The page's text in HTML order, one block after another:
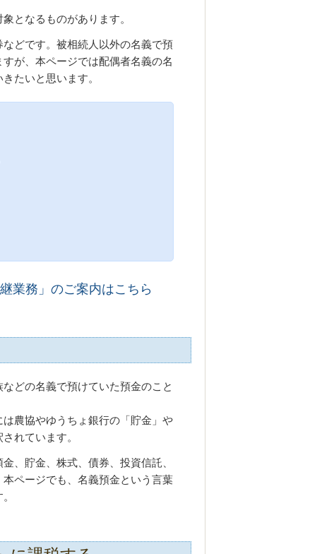
となるものがあります。
どです。被相続人以外の名義で預
が、本ページでは配偶者名義の名
たいと思います。
業務」のご案内はこちら
どの名義で預けていた預金のこと
は農協やゆうちょ銀行の「貯金」や
れています。
、貯金、株式、債券、投資信託、
ページでも、名義預金という言葉